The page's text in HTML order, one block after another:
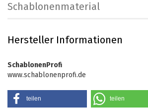
Schablonenmaterial
Hersteller Informationen
SchablonenProfi
www.schablonenprofi.de
teilen teilen